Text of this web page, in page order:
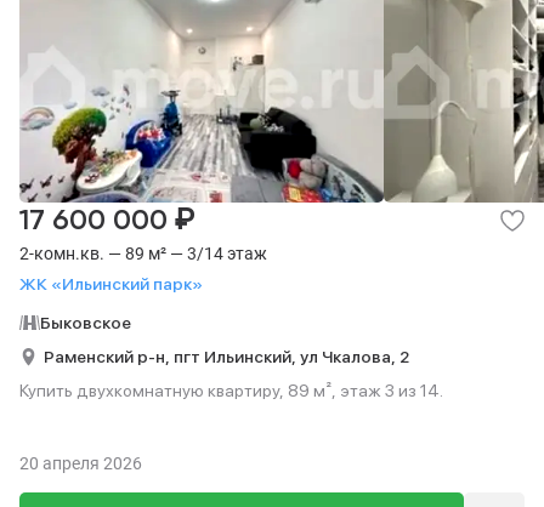
2-комн.кв. — 89 м² — 3/14 этаж
ЖК «Ильинский парк»
17 600 000 ₽
Быковское
Раменский р-н, пгт Ильинский, ул Чкалова, 2
Купить двухкомнатную квартиру, 89 м², этаж 3 из 14.
20 апреля 2026